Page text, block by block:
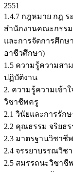
2551
1.4.7 กฎหมาย กฎ
สำนักงานคณะกรร
และการจัดการศึก
อาชีวศึกษา)
1.5 ความรู้ความสา
ปฏิบัติงาน
2. ความรู้ความเข้า
วิชาชีพครู
2.1 วินัยและการรัก
2.2 คุณธรรม จริยธ
2.3 มาตรฐานวิชาชีพ
2.4 จรรยาบรรณวิช
2.5 สมรรถนะวิชาชีพ